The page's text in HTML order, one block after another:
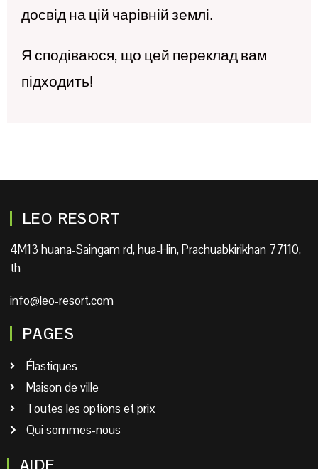
досвід на цій чарівній землі.
Я сподіваюся, що цей переклад вам
підходить!
LEO RESORT
4M13 huana-Saingam rd, hua-Hin, Prachuabkirikhan 77110,
th
info@leo-resort.com
PAGES
Élastiques
Maison de ville
Toutes les options et prix
Qui sommes-nous
AIDE